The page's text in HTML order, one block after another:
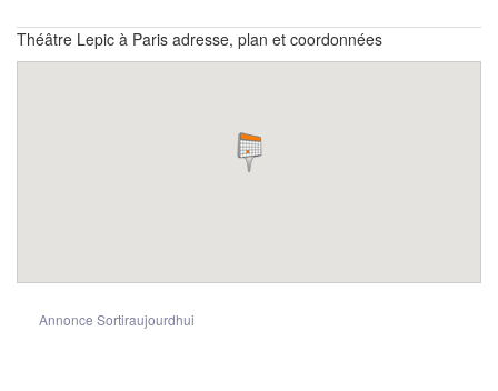
Théâtre Lepic à Paris adresse, plan et coordonnées
Annonce Sortiraujourdhui